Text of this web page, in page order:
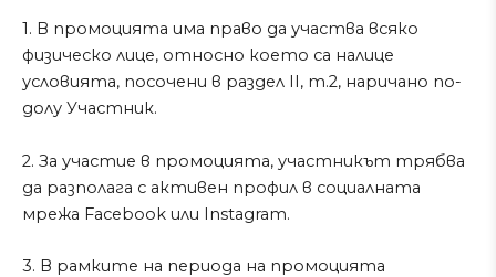
1. В промоцията има право да участва всяко
физическо лице, относно което са налице
условията, посочени в раздел II, т.2, наричано по-
долу Участник.
2. За участие в промоцията, участникът трябва
да разполага с активен профил в социалната
мрежа Facebook или Instagram.
3. В рамките на периода на промоцията